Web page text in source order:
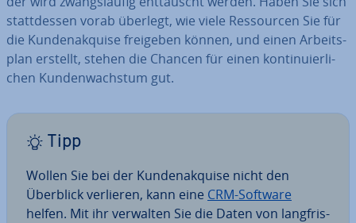
statt­des­sen vorab überlegt, wie viele Res­sour­cen Sie für
die Kun­den­ak­qui­se freigeben können, und einen Ar­beits­
plan erstellt, stehen die Chancen für einen kon­ti­nu­ier­li­
chen Kun­den­wachs­tum gut.
Tipp
Wollen Sie bei der Kun­den­ak­qui­se nicht den
Überblick verlieren, kann eine CRM-Software
helfen. Mit ihr verwalten Sie die Daten von lang­fris­